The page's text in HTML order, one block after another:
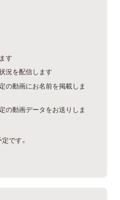
す
況を配信します
の動画にお名前を掲載しま
の動画データをお送りしま
です。